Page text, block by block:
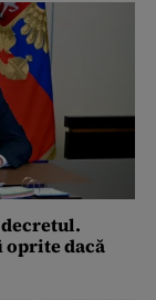
oprite dacă